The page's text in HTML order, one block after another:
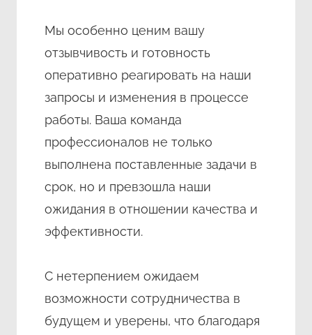
Мы особенно ценим вашу
отзывчивость и готовность
оперативно реагировать на наши
запросы и изменения в процессе
работы. Ваша команда
профессионалов не только
выполнена поставленные задачи в
срок, но и превзошла наши
ожидания в отношении качества и
эффективности.
С нетерпением ожидаем
возможности сотрудничества в
будущем и уверены, что благодаря